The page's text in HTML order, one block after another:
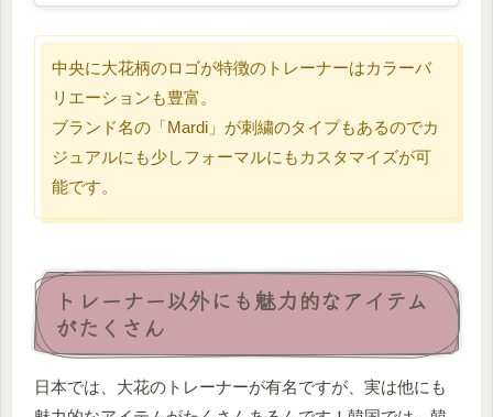
中央に大花柄のロゴが特徴のトレーナーはカラーバ
リエーションも豊富。
ブランド名の「Mardi」が刺繍のタイプもあるのでカ
ジュアルにも少しフォーマルにもカスタマイズが可
能です。
トレーナー以外にも魅力的なアイテム
がたくさん
日本では、大花のトレーナーが有名ですが、実は他にも